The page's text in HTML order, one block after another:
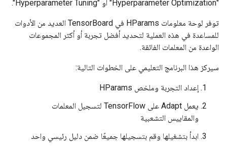
"Hyperparameter Optimization" أو "Hyperparameter Tuning".
توفر لوحة معلومات HParams في TensorBoard العديد من الأدوات
للمساعدة في هذه العملية لتحديد أفضل تجربة أو أكثر المجموعات
الواعدة من المعلمات الفائقة.
سيركز هذا البرنامج التعليمي على الخطوات التالية:
إعداد التجربة وملخص HParams
يعمل Adapt على TensorFlow لتسجيل المعلمات
والمقاييس التشعبية
ابدأ بتشغيلها وقم بتسجيلها جميعًا ضمن دليل رئيسي واحد